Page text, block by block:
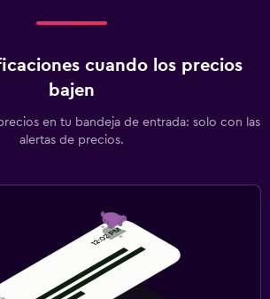
cuando los precios
bajen
en tu bandeja de entrada: solo con las
alertas de precios.